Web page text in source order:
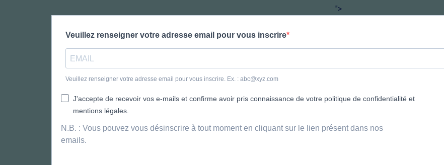
">
Veuillez renseigner votre adresse email pour vous inscrire
Veuillez renseigner votre adresse email pour vous inscrire. Ex. : abc@xyz.com
J'accepte de recevoir vos e-mails et confirme avoir pris connaissance de votre politique de confidentialité et
mentions légales.
N.B. : Vous pouvez vous désinscrire à tout moment en cliquant sur le lien présent dans nos
emails.